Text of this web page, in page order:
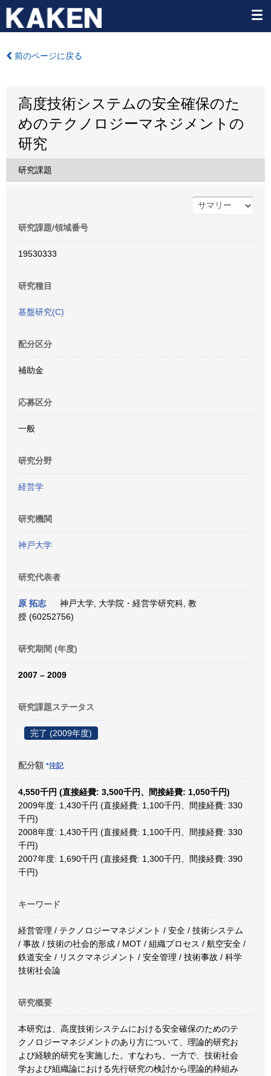
前のページに戻る
高度技術システムの安全確保のた
めのテクノロジーマネジメントの
研究
研究課題
研究課題/領域番号
19530333
研究種目
基盤研究(C)
配分区分
補助金
応募区分
一般
研究分野
経営学
研究機関
神戸大学
研究代表者
原 拓志
神戸大学, 大学院・経営学研究科, 教
授 (60252756)
研究期間 (年度)
2007 – 2009
研究課題ステータス
完了 (2009年度)
配分額 *注記
4,550千円 (直接経費: 3,500千円、間接経費: 1,050千円)
2009年度: 1,430千円 (直接経費: 1,100千円、間接経費: 330
千円)
2008年度: 1,430千円 (直接経費: 1,100千円、間接経費: 330
千円)
2007年度: 1,690千円 (直接経費: 1,300千円、間接経費: 390
千円)
キーワード
経営管理 / テクノロジーマネジメント / 安全 / 技術システム
/ 事故 / 技術の社会的形成 / MOT / 組織プロセス / 航空安全 /
鉄道安全 / リスクマネジメント / 安全管理 / 技術事故 / 科学
技術社会論
研究概要
本研究は、高度技術システムにおける安全確保のためのテ
クノロジーマネジメントのあり方について、理論的研究お
よび経験的研究を実施した。すなわち、一方で、技術社会
学および組織論における先行研究の検討から理論的枠組み